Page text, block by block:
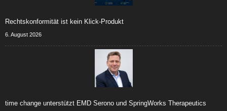
Rechtskonformität ist kein Klick-Produkt
6. August 2026
time change unterstützt EMD Serono und SpringWorks Therapeutics